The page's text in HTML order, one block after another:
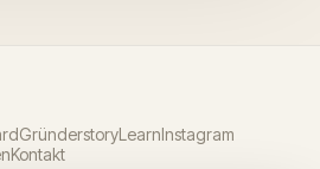
GründerstoryLearnInstagram
Kontakt